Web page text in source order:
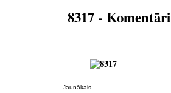
8317 - Komentāri
Jaunākais